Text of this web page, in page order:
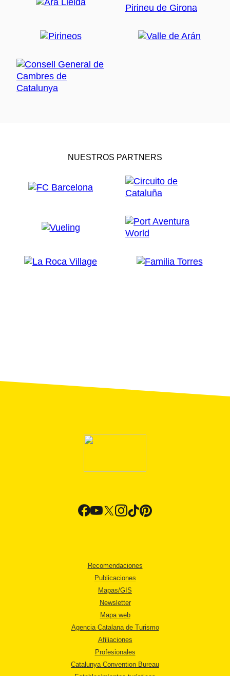
NUESTROS PARTNERS
Recomendaciones
Publicaciones
Mapas/GIS
Newsletter
Mapa web
Agencia Catalana de Turismo
Afiliaciones
Profesionales
Catalunya Convention Bureau